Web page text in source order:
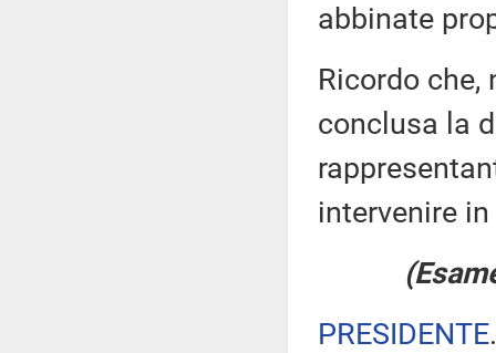
abbinate
Ricordo che,
conclusa la
intervenire
PRESIDENTE